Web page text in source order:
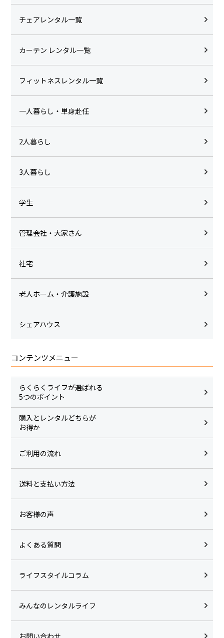
チェアレンタル一覧
カーテン レンタル一覧
フィットネスレンタル一覧
一人暮らし・単身赴任
2人暮らし
3人暮らし
学生
管理会社・大家さん
社宅
老人ホーム・介護施設
シェアハウス
コンテンツメニュー
らくらくライフが選ばれる
5つのポイント
購入とレンタルどちらが
お得か
ご利用の流れ
送料と支払い方法
お客様の声
よくある質問
ライフスタイルコラム
みんなのレンタルライフ
お問い合わせ